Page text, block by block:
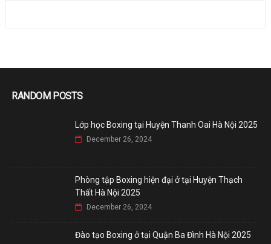
RANDOM POSTS
Lớp học Boxing tại Huyện Thanh Oai Hà Nội 2025
December 26, 2024
Phòng tập Boxing hiện đại ở tại Huyện Thạch
Thất Hà Nội 2025
December 26, 2024
Đào tạo Boxing ở tại Quận Ba Đình Hà Nội 2025